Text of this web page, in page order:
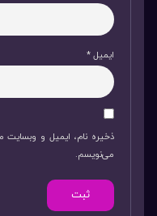
ایمیل*
ذخیره نام، ایمیل و وبسایت
می‌نویسم.